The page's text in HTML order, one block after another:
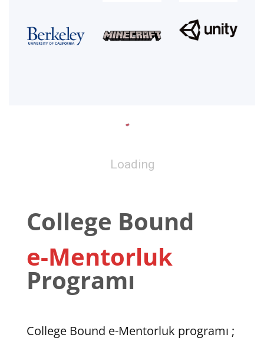
Loading
College Bound
e-Mentorluk
Programı
College Bound e-Mentorluk programı ;